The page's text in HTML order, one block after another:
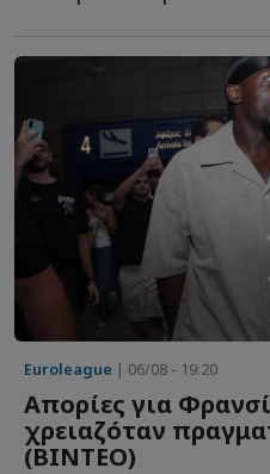
Euroleague | 06/08 - 19:20
Απορίες για
χρειαζόταν
(ΒΙΝΤΕΟ)